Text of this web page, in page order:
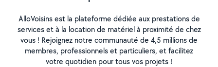
AlloVoisins est la plateforme dédiée aux prestations de
services et à la location de matériel à proximité de chez
vous ! Rejoignez notre communauté de 4,5 millions de
membres, professionnels et particuliers, et facilitez
votre quotidien pour tous vos projets !